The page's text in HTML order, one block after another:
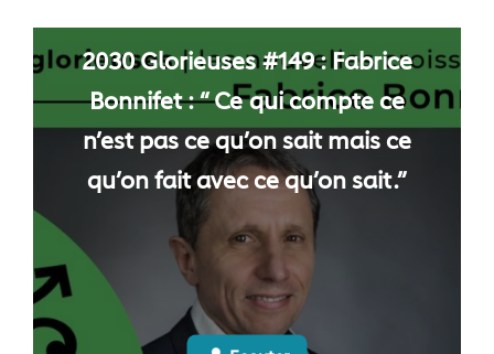
2030 Glorieuses #149 : Fabrice
Bonnifet : “ Ce qui compte ce
n’est pas ce qu’on sait mais ce
qu’on fait avec ce qu’on sait.”